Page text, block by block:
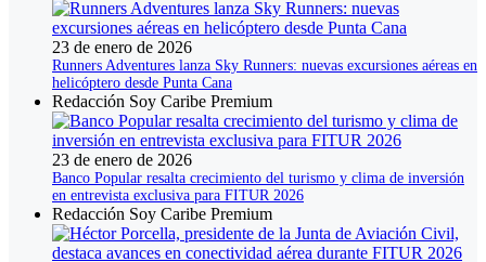
23 de enero de 2026
Runners Adventures lanza Sky Runners: nuevas excursiones aéreas en
helicóptero desde Punta Cana
Redacción Soy Caribe Premium
23 de enero de 2026
Banco Popular resalta crecimiento del turismo y clima de inversión
en entrevista exclusiva para FITUR 2026
Redacción Soy Caribe Premium